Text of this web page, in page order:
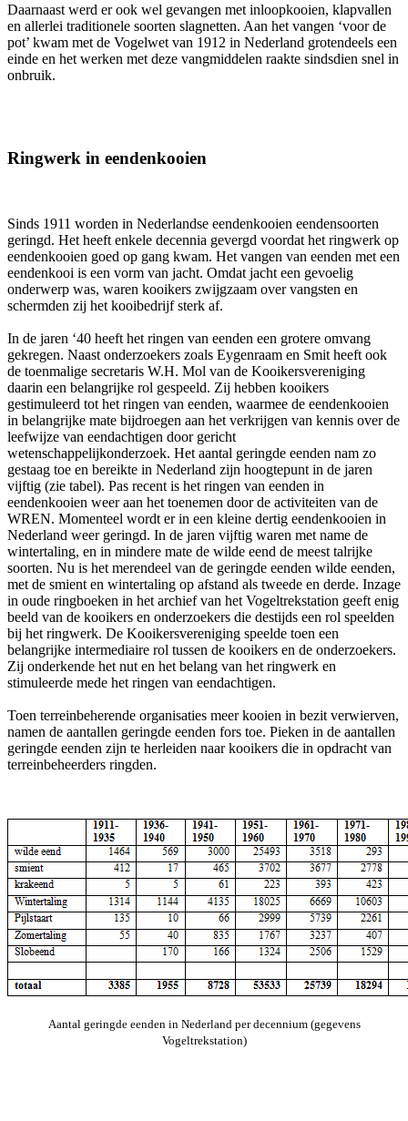
Daarnaast werd er ook wel gevangen met inloopkooien, klapvallen
en allerlei traditionele soorten slagnetten. Aan het vangen ‘voor de
pot’ kwam met de Vogelwet van 1912 in Nederland grotendeels een
einde en het werken met deze vangmiddelen raakte sindsdien snel in
onbruik.
Ringwerk in eendenkooien
Sinds 1911 worden in Nederlandse eendenkooien eendensoorten
geringd. Het heeft enkele decennia gevergd voordat het ringwerk op
eendenkooien goed op gang kwam. Het vangen van eenden met een
eendenkooi is een vorm van jacht. Omdat jacht een gevoelig
onderwerp was, waren kooikers zwijgzaam over vangsten en
schermden zij het kooibedrijf sterk af.
In de jaren ‘40 heeft het ringen van eenden een grotere omvang
gekregen. Naast onderzoekers zoals Eygenraam en Smit heeft ook
de toenmalige secretaris W.H. Mol van de Kooikersvereniging
daarin een belangrijke rol gespeeld. Zij hebben kooikers
gestimuleerd tot het ringen van eenden, waarmee de eendenkooien
in belangrijke mate bijdroegen aan het verkrijgen van kennis over de
leefwijze van eendachtigen door gericht
wetenschappelijkonderzoek. Het aantal geringde eenden nam zo
gestaag toe en bereikte in Nederland zijn hoogtepunt in de jaren
vijftig (zie tabel). Pas recent is het ringen van eenden in
eendenkooien weer aan het toenemen door de activiteiten van de
WREN. Momenteel wordt er in een kleine dertig eendenkooien in
Nederland weer geringd. In de jaren vijftig waren met name de
wintertaling, en in mindere mate de wilde eend de meest talrijke
soorten. Nu is het merendeel van de geringde eenden wilde eenden,
met de smient en wintertaling op afstand als tweede en derde. Inzage
in oude ringboeken in het archief van het Vogeltrekstation geeft enig
beeld van de kooikers en onderzoekers die destijds een rol speelden
bij het ringwerk. De Kooikersvereniging speelde toen een
belangrijke intermediaire rol tussen de kooikers en de onderzoekers.
Zij onderkende het nut en het belang van het ringwerk en
stimuleerde mede het ringen van eendachtigen.
Toen terreinbeherende organisaties meer kooien in bezit verwierven,
namen de aantallen geringde eenden fors toe. Pieken in de aantallen
geringde eenden zijn te herleiden naar kooikers die in opdracht van
terreinbeheerders ringden.
Aantal geringde eenden in Nederland per decennium (gegevens
Vogeltrekstation)